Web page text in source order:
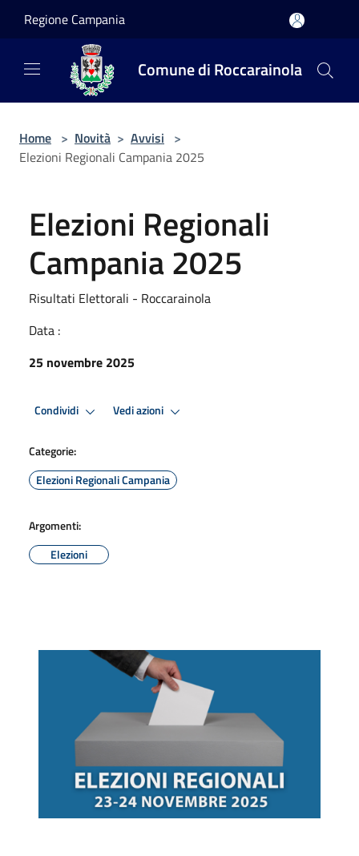
Regione Campania
Comune di Roccarainola
Home > Novità > Avvisi >
Elezioni Regionali Campania 2025
Elezioni Regionali
Campania 2025
Risultati Elettorali - Roccarainola
Data :
25 novembre 2025
Condividi Vedi azioni
Categorie:
Elezioni Regionali Campania
Argomenti:
Elezioni